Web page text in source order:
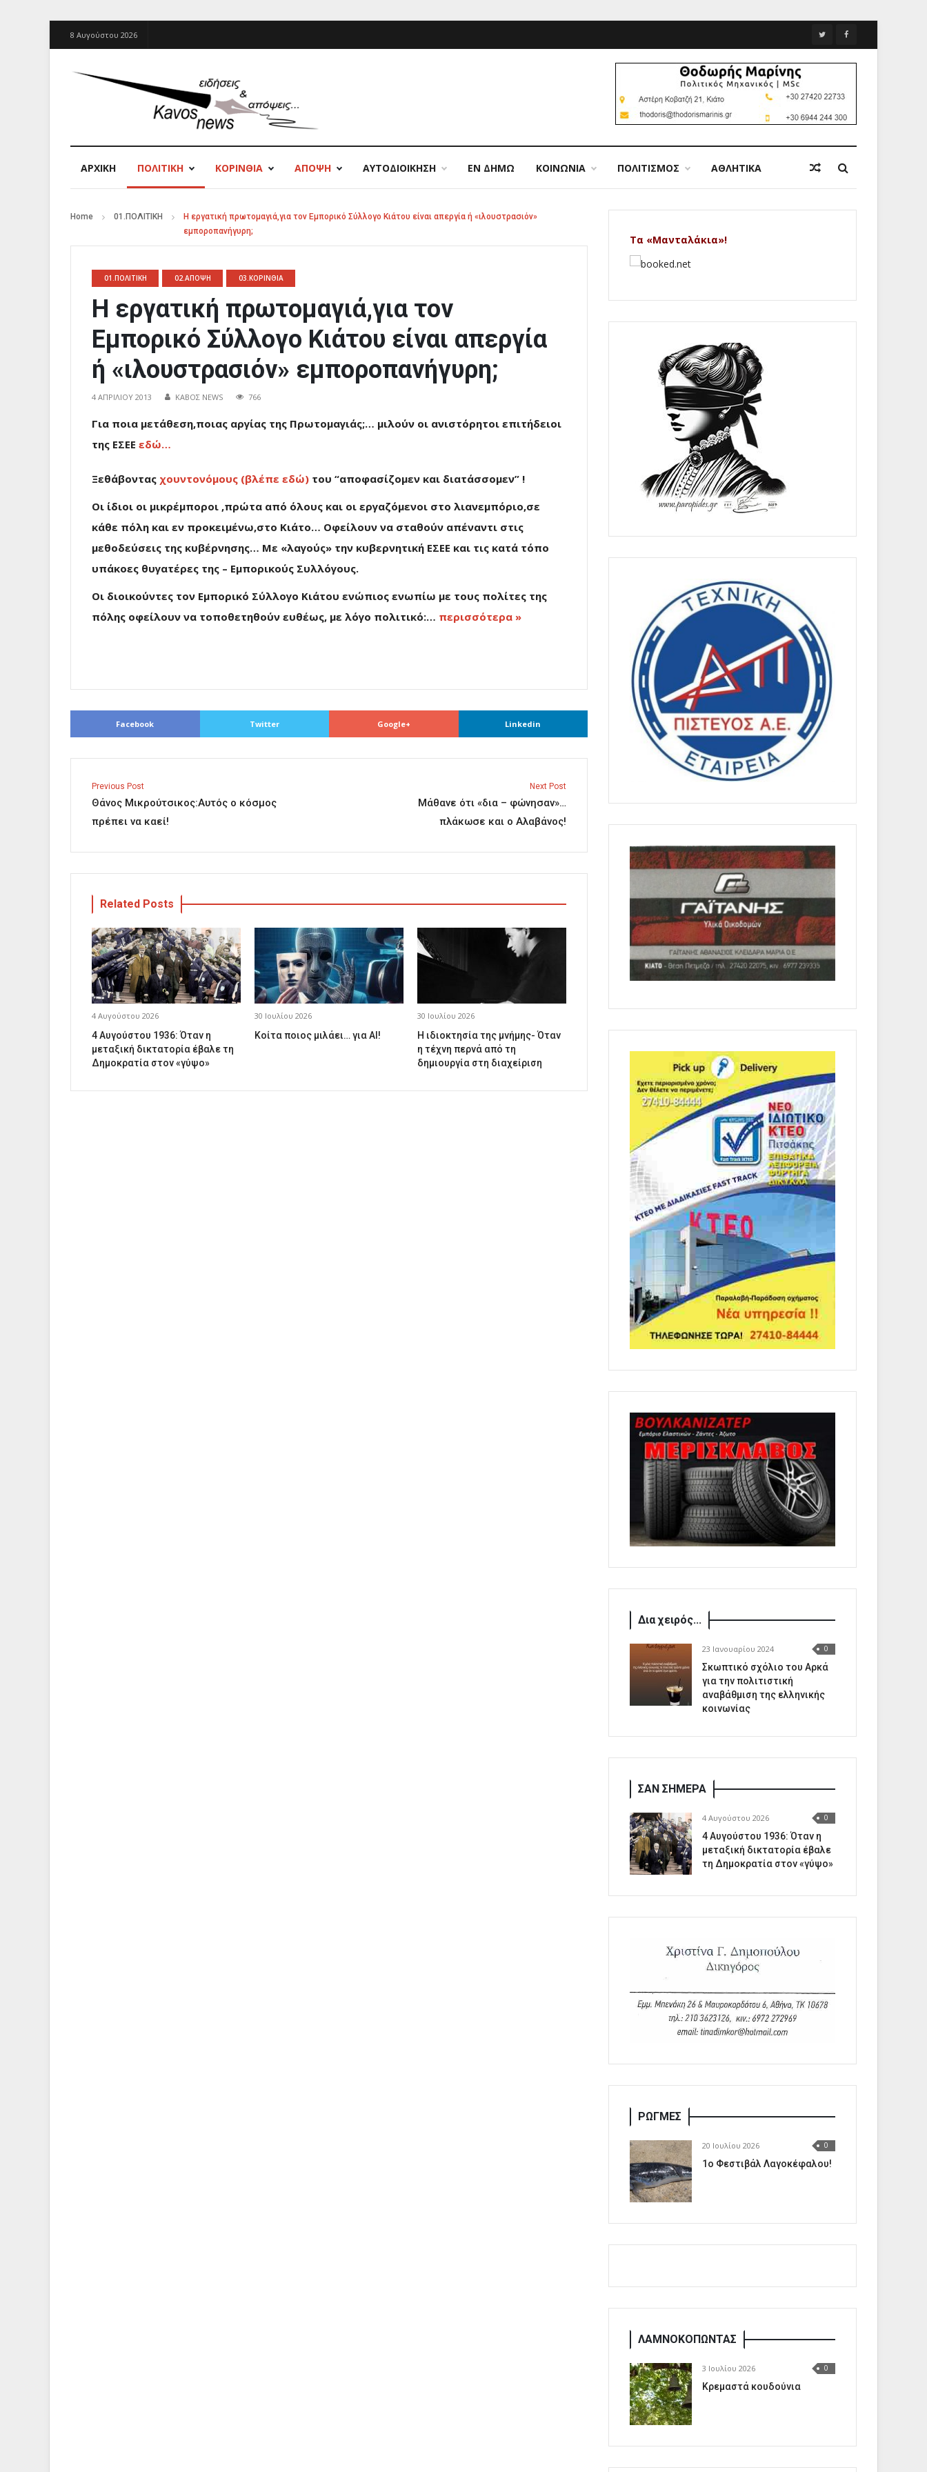
8 Αυγούστου 2026
ΑΡΧΙΚΉ ΠΟΛΙΤΙΚΗ ΚΟΡΙΝΘΙΑ ΑΠΟΨΗ ΑΥΤΟΔΙΟΙΚΗΣΗ ΕΝ ΔΗΜΩ ΚΟΙΝΩΝΙΑ ΠΟΛΙΤΙΣΜΟΣ ΑΘΛΗΤΙΚΑ
Home 01.ΠΟΛΙΤΙΚΗ
Η εργατική πρωτομαγιά,για τον Εμπορικό Σύλλογο Κιάτου είναι απεργία ή «ιλουστρασιόν»
εμποροπανήγυρη;
01.ΠΟΛΙΤΙΚΗ 02.ΑΠΟΨΗ 03.ΚΟΡΙΝΘΙΑ
Η εργατική πρωτομαγιά,για τον
Εμπορικό Σύλλογο Κιάτου είναι απεργία
ή «ιλουστρασιόν» εμποροπανήγυρη;
4 ΑΠΡΙΛΊΟΥ 2013 ΚΑΒΟΣ NEWS 766
Για ποια μετάθεση,ποιας αργίας της Πρωτομαγιάς;… μιλούν οι ανιστόρητοι επιτήδειοι
της ΕΣΕΕ εδώ…
Ξεθάβοντας χουντονόμους (βλέπε εδώ) του “αποφασίζομεν και διατάσσομεν” !
Οι ίδιοι οι μικρέμποροι ,πρώτα από όλους και οι εργαζόμενοι στο λιανεμπόριο,σε
κάθε πόλη και εν προκειμένω,στο Κιάτο… Οφείλουν να σταθούν απέναντι στις
μεθοδεύσεις της κυβέρνησης… Με «λαγούς» την κυβερνητική ΕΣΕΕ και τις κατά τόπο
υπάκοες θυγατέρες της – Εμπορικούς Συλλόγους.
Οι διοικούντες τον Εμπορικό Σύλλογο Κιάτου ενώπιος ενωπίω με τους πολίτες της
πόλης οφείλουν να τοποθετηθούν ευθέως, με λόγο πολιτικό:… περισσότερα »
Facebook Twitter Google+ Linkedin
Previous Post
Θάνος Μικρούτσικος:Αυτός ο κόσμος
πρέπει να καεί!
Next Post
Μάθανε ότι «δια – φώνησαν»…
πλάκωσε και ο Αλαβάνος!
Related Posts
4 Αυγούστου 2026
4 Αυγούστου 1936: Όταν η
μεταξική δικτατορία έβαλε τη
Δημοκρατία στον «γύψο»
30 Ιουλίου 2026
Κοίτα ποιος μιλάει… για AI!
30 Ιουλίου 2026
Η ιδιοκτησία της μνήμης- Όταν
η τέχνη περνά από τη
δημιουργία στη διαχείριση
Τα «Μανταλάκια»!
Δια χειρός...
23 Ιανουαρίου 2024 0
Σκωπτικό σχόλιο του Αρκά
για την πολιτιστική
αναβάθμιση της ελληνικής
κοινωνίας
ΣΑΝ ΣΗΜΕΡΑ
4 Αυγούστου 2026 0
4 Αυγούστου 1936: Όταν η
μεταξική δικτατορία έβαλε
τη Δημοκρατία στον «γύψο»
ΡΩΓΜΕΣ
20 Ιουλίου 2026 0
1o Φεστιβάλ Λαγοκέφαλου!
ΛΑΜΝΟΚΟΠΩΝΤΑΣ
3 Ιουλίου 2026 0
Κρεμαστά κουδούνια